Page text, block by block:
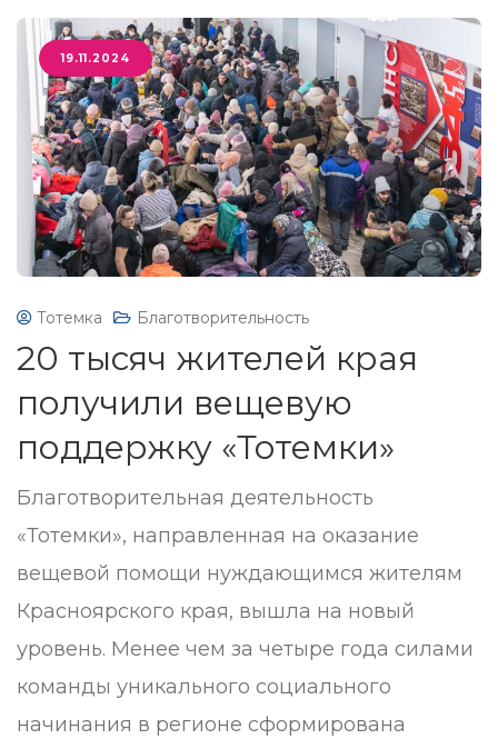
19.11.2024
Тотемка Благотворительность
20 тысяч жителей края
получили вещевую
поддержку «Тотемки»
Благотворительная деятельность
«Тотемки», направленная на оказание
вещевой помощи нуждающимся жителям
Красноярского края, вышла на новый
уровень. Менее чем за четыре года силами
команды уникального социального
начинания в регионе сформирована